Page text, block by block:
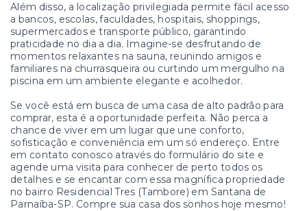
Além disso, a localização privilegiada permite fácil acesso
a bancos, escolas, faculdades, hospitais, shoppings,
supermercados e transporte público, garantindo
praticidade no dia a dia. Imagine-se desfrutando de
momentos relaxantes na sauna, reunindo amigos e
familiares na churrasqueira ou curtindo um mergulho na
piscina em um ambiente elegante e acolhedor.
Se você está em busca de uma casa de alto padrão para
comprar, esta é a oportunidade perfeita. Não perca a
chance de viver em um lugar que une conforto,
sofisticação e conveniência em um só endereço. Entre
em contato conosco através do formulário do site e
agende uma visita para conhecer de perto todos os
detalhes e se encantar com essa magnífica propriedade
no bairro Residencial Tres (Tambore) em Santana de
Parnaíba-SP. Compre sua casa dos sonhos hoje mesmo!